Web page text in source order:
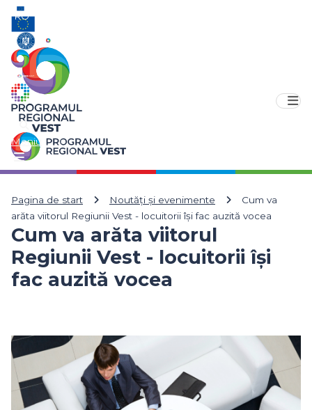
Meniu
Pagina de start Noutăți și evenimente
Cum va
arăta viitorul Regiunii Vest - locuitorii își fac auzită vocea
Cum va arăta viitorul
Regiunii Vest - locuitorii își
fac auzită vocea
RO